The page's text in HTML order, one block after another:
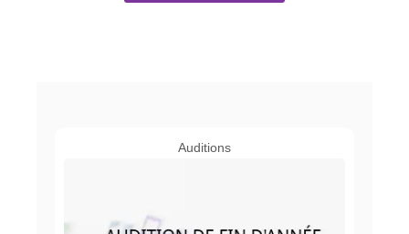
Auditions